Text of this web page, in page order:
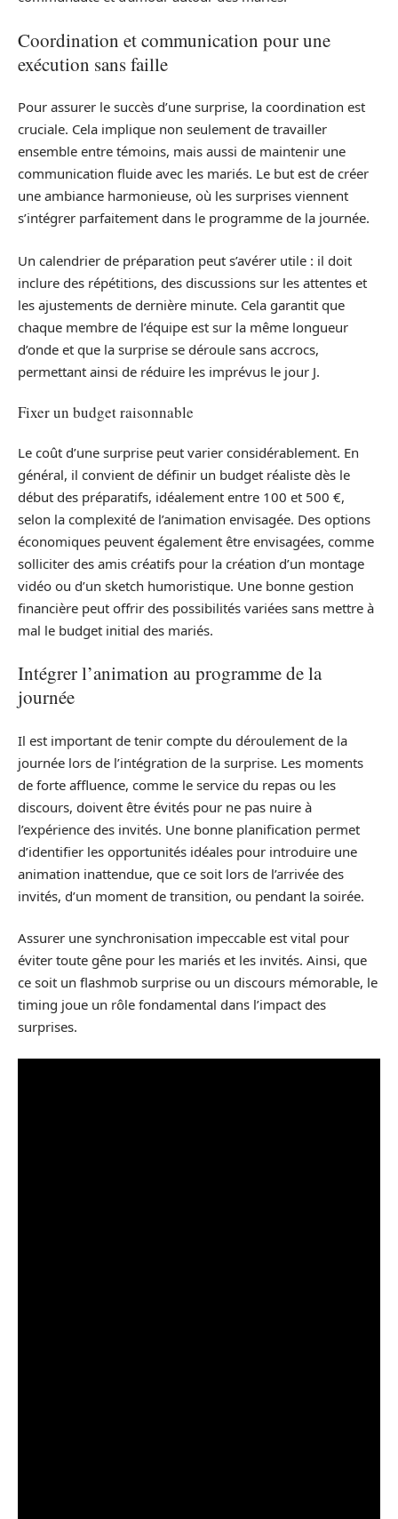
Coordination et communication pour une
exécution sans faille
Pour assurer le succès d’une surprise, la coordination est
cruciale. Cela implique non seulement de travailler
ensemble entre témoins, mais aussi de maintenir une
communication fluide avec les mariés. Le but est de créer
une ambiance harmonieuse, où les surprises viennent
s’intégrer parfaitement dans le programme de la journée.
Un calendrier de préparation peut s’avérer utile : il doit
inclure des répétitions, des discussions sur les attentes et
les ajustements de dernière minute. Cela garantit que
chaque membre de l’équipe est sur la même longueur
d’onde et que la surprise se déroule sans accrocs,
permettant ainsi de réduire les imprévus le jour J.
Fixer un budget raisonnable
Le coût d’une surprise peut varier considérablement. En
général, il convient de définir un budget réaliste dès le
début des préparatifs, idéalement entre 100 et 500 €,
selon la complexité de l’animation envisagée. Des options
économiques peuvent également être envisagées, comme
solliciter des amis créatifs pour la création d’un montage
vidéo ou d’un sketch humoristique. Une bonne gestion
financière peut offrir des possibilités variées sans mettre à
mal le budget initial des mariés.
Intégrer l’animation au programme de la
journée
Il est important de tenir compte du déroulement de la
journée lors de l’intégration de la surprise. Les moments
de forte affluence, comme le service du repas ou les
discours, doivent être évités pour ne pas nuire à
l’expérience des invités. Une bonne planification permet
d’identifier les opportunités idéales pour introduire une
animation inattendue, que ce soit lors de l’arrivée des
invités, d’un moment de transition, ou pendant la soirée.
Assurer une synchronisation impeccable est vital pour
éviter toute gêne pour les mariés et les invités. Ainsi, que
ce soit un flashmob surprise ou un discours mémorable, le
timing joue un rôle fondamental dans l’impact des
surprises.